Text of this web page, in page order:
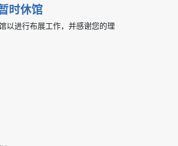
时休馆
以进行布展工作，并感谢您的理